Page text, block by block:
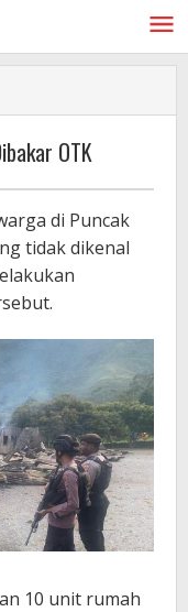
OTK
di Puncak
tidak dikenal
10 unit rumah